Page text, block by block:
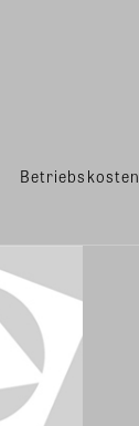
Betriebskosten